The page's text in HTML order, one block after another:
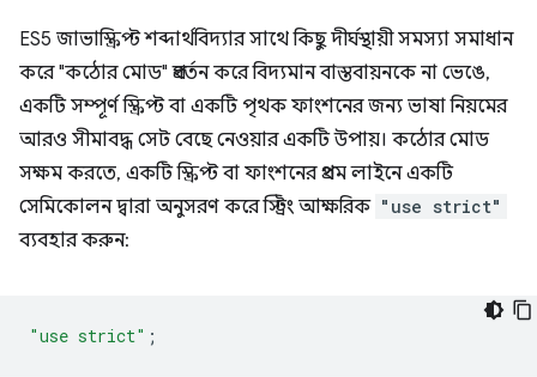
ES5 জাভাস্ক্রিপ্ট শব্দার্থবিদ্যার সাথে কিছু দীর্ঘস্থায়ী সমস্যা সমাধান
করে "কঠোর মোড" প্রবর্তন করে বিদ্যমান বাস্তবায়নকে না ভেঙে,
একটি সম্পূর্ণ স্ক্রিপ্ট বা একটি পৃথক ফাংশনের জন্য ভাষা নিয়মের
আরও সীমাবদ্ধ সেট বেছে নেওয়ার একটি উপায়। কঠোর মোড
সক্ষম করতে, একটি স্ক্রিপ্ট বা ফাংশনের প্রথম লাইনে একটি
সেমিকোলন দ্বারা অনুসরণ করে স্ট্রিং আক্ষরিক "use strict"
ব্যবহার করুন:
"use strict" ;